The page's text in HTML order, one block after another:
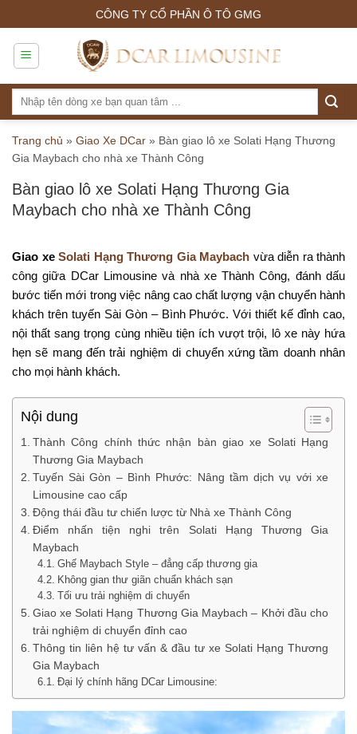
to
content
CÔNG TY CỔ PHẦN Ô TÔ GMG
Tìm
kiếm:
Trang chủ » Giao Xe DCar » Bàn giao lô xe Solati Hạng Thương
Gia Maybach cho nhà xe Thành Công
Bàn giao lô xe Solati Hạng Thương Gia
Maybach cho nhà xe Thành Công
Giao xe Solati Hạng Thương Gia Maybach vừa diễn ra thành
công giữa DCar Limousine và nhà xe Thành Công, đánh dấu
bước tiến mới trong việc nâng cao chất lượng vận chuyển hành
khách trên tuyến Sài Gòn – Bình Phước. Với thiết kế đỉnh cao,
nội thất sang trọng cùng nhiều tiện ích vượt trội, lô xe này hứa
hẹn sẽ mang đến trải nghiệm di chuyển xứng tầm doanh nhân
cho mọi hành khách.
Nội dung
Thành Công chính thức nhận bàn giao xe Solati Hạng
Thương Gia Maybach
Tuyến Sài Gòn – Bình Phước: Nâng tầm dịch vụ với xe
Limousine cao cấp
Động thái đầu tư chiến lược từ Nhà xe Thành Công
Điểm nhấn tiện nghi trên Solati Hạng Thương Gia
Maybach
Ghế Maybach Style – đẳng cấp thương gia
Không gian thư giãn chuẩn khách sạn
Tối ưu trải nghiệm di chuyển
Giao xe Solati Hạng Thương Gia Maybach – Khởi đầu cho
trải nghiệm di chuyển đỉnh cao
Thông tin liên hệ tư vấn & đầu tư xe Solati Hạng Thương
Gia Maybach
Đại lý chính hãng DCar Limousine: